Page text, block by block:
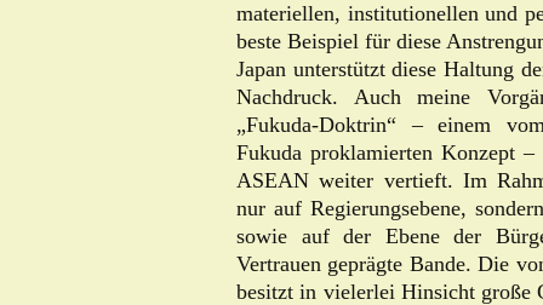
materiellen, institutionellen und
beste Beispiel für diese
Japan unterstützt diese Haltung
Nachdruck. Auch meine
„Fukuda-Doktrin“ – einem
Fukuda proklamierten Konzept
ASEAN weiter vertieft. Im
nur auf Regierungsebene,
sowie auf der Ebene der
Vertrauen geprägte Bande. Die
besitzt in vielerlei Hinsicht große